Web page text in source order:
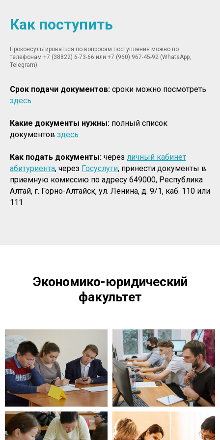
Как поступить
Проконсультироваться по вопросам поступления можно по
телефонам +7 (38822) 6-73-66 или +7 (960) 967-45-92 (WhatsApp,
Telegram)
Срок подачи документов: сроки можно посмотреть
здесь
Какие документы нужны: полный список
документов здесь
Как подать документы: через личный кабинет
абитуриента, через Госуслуги, принести документы в
приемную комиссию по адресу 649000, Республика
Алтай, г. Горно-Алтайск, ул. Ленина, д. 9/1, каб. 110 или
111
Экономико-юридический
факультет